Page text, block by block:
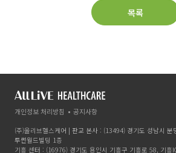
목록
개인정보 처리방침 공지사항
(주)올리브헬스케어 | 판교 본사 : (13494) 경기도 성남시 분
투썬월드빌딩 1층
기흥 센터 : (16976) 경기도 용인시 기흥구 기흥로 58, 기흥